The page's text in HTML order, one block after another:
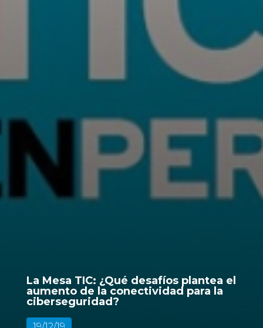
La Mesa TIC: ¿Qué desafíos plantea el
aumento de la conectividad para la
ciberseguridad?